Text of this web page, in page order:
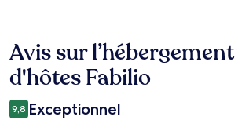
Avis
Avis sur
d'hôtes Fabilio
9,8 Exceptionnel